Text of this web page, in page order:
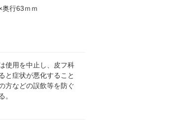
行63ｍｍ
使用を中止し、皮フ科
と症状が悪化すること
方などの誤飲等を防ぐ
。